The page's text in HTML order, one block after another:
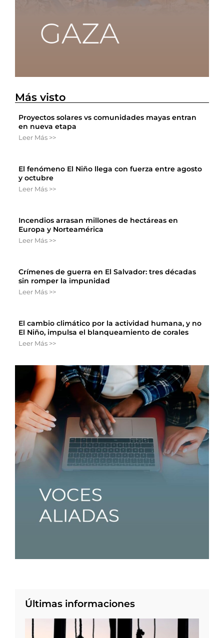
Más visto
Proyectos solares vs comunidades mayas entran
en nueva etapa
Leer Más >>
El fenómeno El Niño llega con fuerza entre agosto
y octubre
Leer Más >>
Incendios arrasan millones de hectáreas en
Europa y Norteamérica
Leer Más >>
Crímenes de guerra en El Salvador: tres décadas
sin romper la impunidad
Leer Más >>
El cambio climático por la actividad humana, y no
El Niño, impulsa el blanqueamiento de corales
Leer Más >>
Últimas informaciones